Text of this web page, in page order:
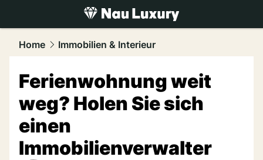
luxury.NAU.ch
Home Immobilien & Interieur
Ferienwohnung weit
weg? Holen Sie sich
einen
Immobilienverwalter